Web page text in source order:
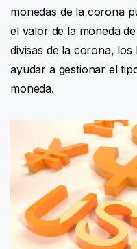
monedas de la corona
el valor de la moneda
divisas de la corona,
ayudar a gestionar el
moneda.